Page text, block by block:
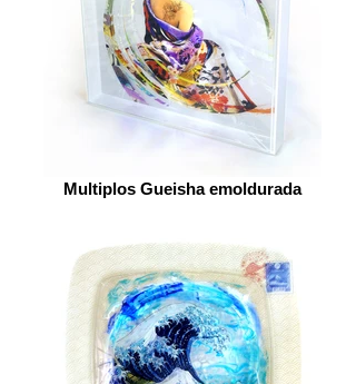
Multiplos Gueisha emoldurada